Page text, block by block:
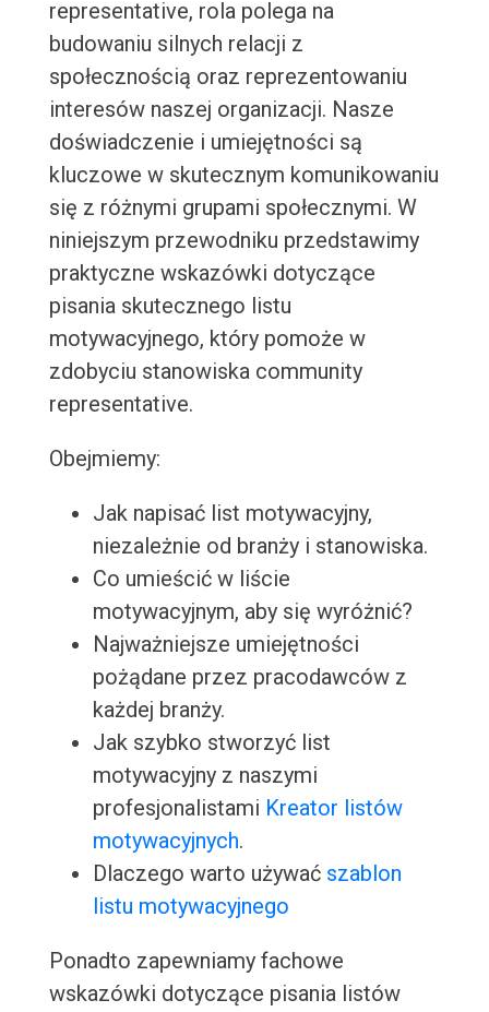
representative, rola polega na
budowaniu silnych relacji z
społecznością oraz reprezentowaniu
interesów naszej organizacji. Nasze
doświadczenie i umiejętności są
kluczowe w skutecznym komunikowaniu
się z różnymi grupami społecznymi. W
niniejszym przewodniku przedstawimy
praktyczne wskazówki dotyczące
pisania skutecznego listu
motywacyjnego, który pomoże w
zdobyciu stanowiska community
representative.
Obejmiemy:
Jak napisać list motywacyjny,
niezależnie od branży i stanowiska.
Co umieścić w liście
motywacyjnym, aby się wyróżnić?
Najważniejsze umiejętności
pożądane przez pracodawców z
każdej branży.
Jak szybko stworzyć list
motywacyjny z naszymi
profesjonalistami Kreator listów
motywacyjnych.
Dlaczego warto używać szablon
listu motywacyjnego
Ponadto zapewniamy fachowe
wskazówki dotyczące pisania listów